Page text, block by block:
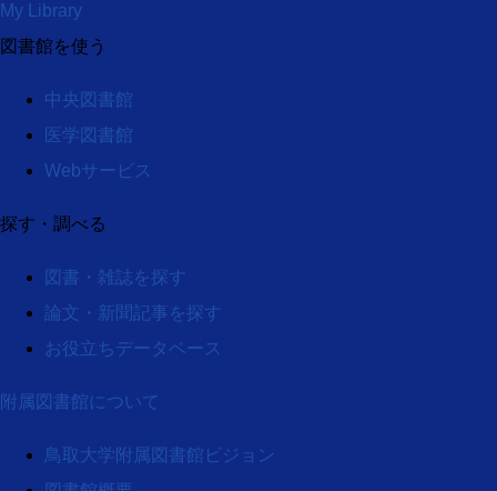
My Library
図書館を使う
中央図書館
医学図書館
Webサービス
探す・調べる
図書・雑誌を探す
論文・新聞記事を探す
お役立ちデータベース
附属図書館について
鳥取大学附属図書館ビジョン